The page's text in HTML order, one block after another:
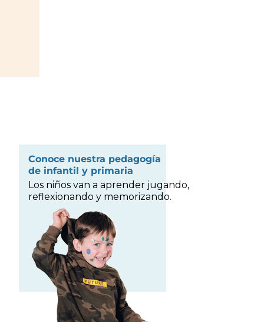
Conoce nuestra pedagogía
de infantil y primaria
Los niños van a aprender jugando,
reflexionando y memorizando.